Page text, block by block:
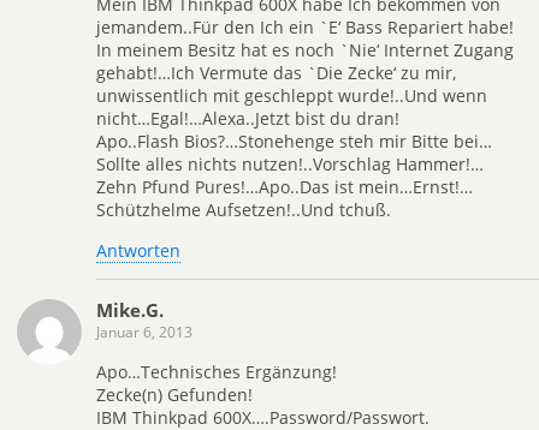
Mein IBM Thinkpad 600X habe Ich bekommen von
jemandem..Für den Ich ein `E‘ Bass Repariert habe!
In meinem Besitz hat es noch `Nie‘ Internet Zugang
gehabt!…Ich Vermute das `Die Zecke‘ zu mir,
unwissentlich mit geschleppt wurde!..Und wenn
nicht…Egal!…Alexa..Jetzt bist du dran!
Apo..Flash Bios?…Stonehenge steh mir Bitte bei…
Sollte alles nichts nutzen!..Vorschlag Hammer!…
Zehn Pfund Pures!…Apo..Das ist mein…Ernst!…
Schützhelme Aufsetzen!..Und tchuß.
Antworten
Mike.G.
Januar 6, 2013
Apo…Technisches Ergänzung!
Zecke(n) Gefunden!
IBM Thinkpad 600X….Password/Passwort.